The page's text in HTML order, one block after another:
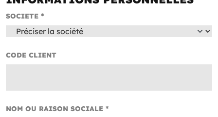
SOCIETE *
CODE CLIENT
NOM OU RAISON SOCIALE *